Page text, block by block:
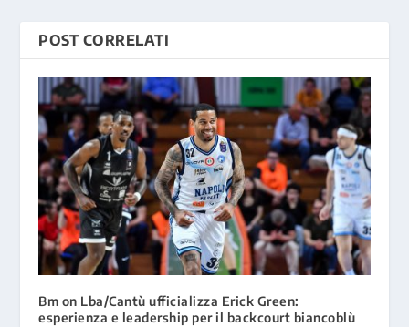
POST CORRELATI
Bm on Lba/Cantù ufficializza Erick Green:
esperienza e leadership per il backcourt biancoblù